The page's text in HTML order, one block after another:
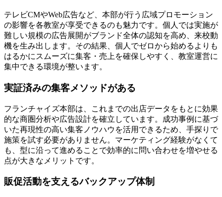
テレビCMやWeb広告など、本部が行う広域プロモーション
の影響を各教室が享受できるのも魅力です。 個人では実施が
難しい規模の広告展開がブランド全体の認知を高め、来校動
機を生み出します。その結果、個人でゼロから始めるよりも
はるかにスムーズに集客・売上を確保しやすく、教室運営に
集中できる環境が整います。
実証済みの集客メソッドがある
フランチャイズ本部は、これまでの出店データをもとに効果
的な商圏分析や広告設計を確立しています。
成功事例に基づ
いた再現性の高い集客ノウハウ を活用できるため、手探りで
施策を試す必要がありません。マーケティング経験がなくて
も、型に沿って進めることで効率的に問い合わせを増やせる
点が大きなメリットです。
販促活動を支えるバックアップ体制